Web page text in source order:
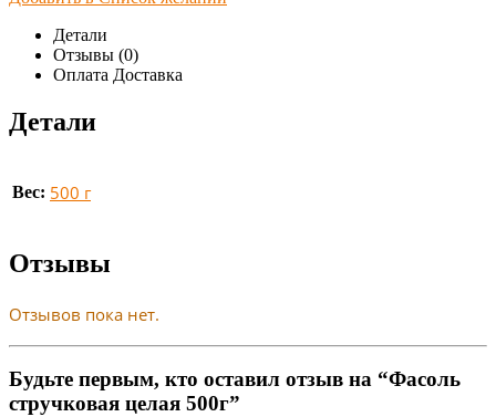
Детали
Отзывы (0)
Оплата Доставка
Детали
Вес: 500 г
Отзывы
Отзывов пока нет.
Будьте первым, кто оставил отзыв на “Фасоль
стручковая целая 500г”